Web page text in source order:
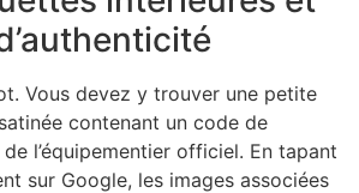
Vous devez y trouver une petite
contenant un code de
l’équipementier officiel. En tapant
sur Google, les images associées